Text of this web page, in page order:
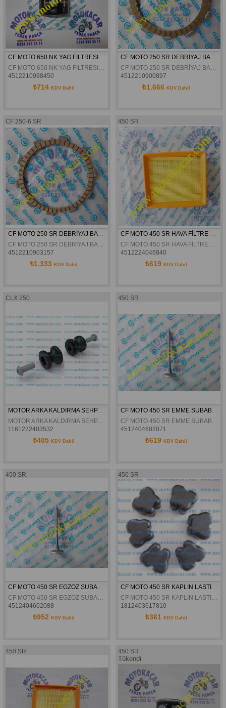
CF MOTO 650 NK YAG FILTRESI ORJINAL
4512210998450
₺714 KDV Dahil
4512210900897
₺1.666 KDV Dahil
CF 250-6 SR
CF MOTO 250 SR DEBRİYAJ BALATASI 2 ORJİNAL
CF MOTO 250 SR DEBRİYAJ BALATASI 2 ORJİNAL
4512210903157
₺1.333 KDV Dahil
450 SR
4512224046840
₺619 KDV Dahil
CLX 250
MOTOR ARKA KALDIRMA SEHPA TAKOZU M10
MOTOR ARKA KALDIRMA SEHPA TAKOZU M10
1161222403532
₺405 KDV Dahil
450 SR
4512404602071
₺619 KDV Dahil
450 SR
CF MOTO 450 SR EGZOZ SUBABI ORJİNAL
CF MOTO 450 SR EGZOZ SUBABI ORJİNAL
4512404602088
₺952 KDV Dahil
450 SR
1812403617810
₺361 KDV Dahil
450 SR 450 SR
Tükendi